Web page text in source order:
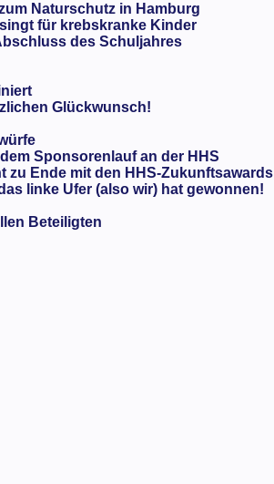
Naturschutz in Hamburg
für krebskranke Kinder
des Schuljahres
Glückwunsch!
Sponsorenlauf an der HHS
zu Ende mit den HHS-Zukunftsawards
linke Ufer (also wir) hat gewonnen!
Beteiligten